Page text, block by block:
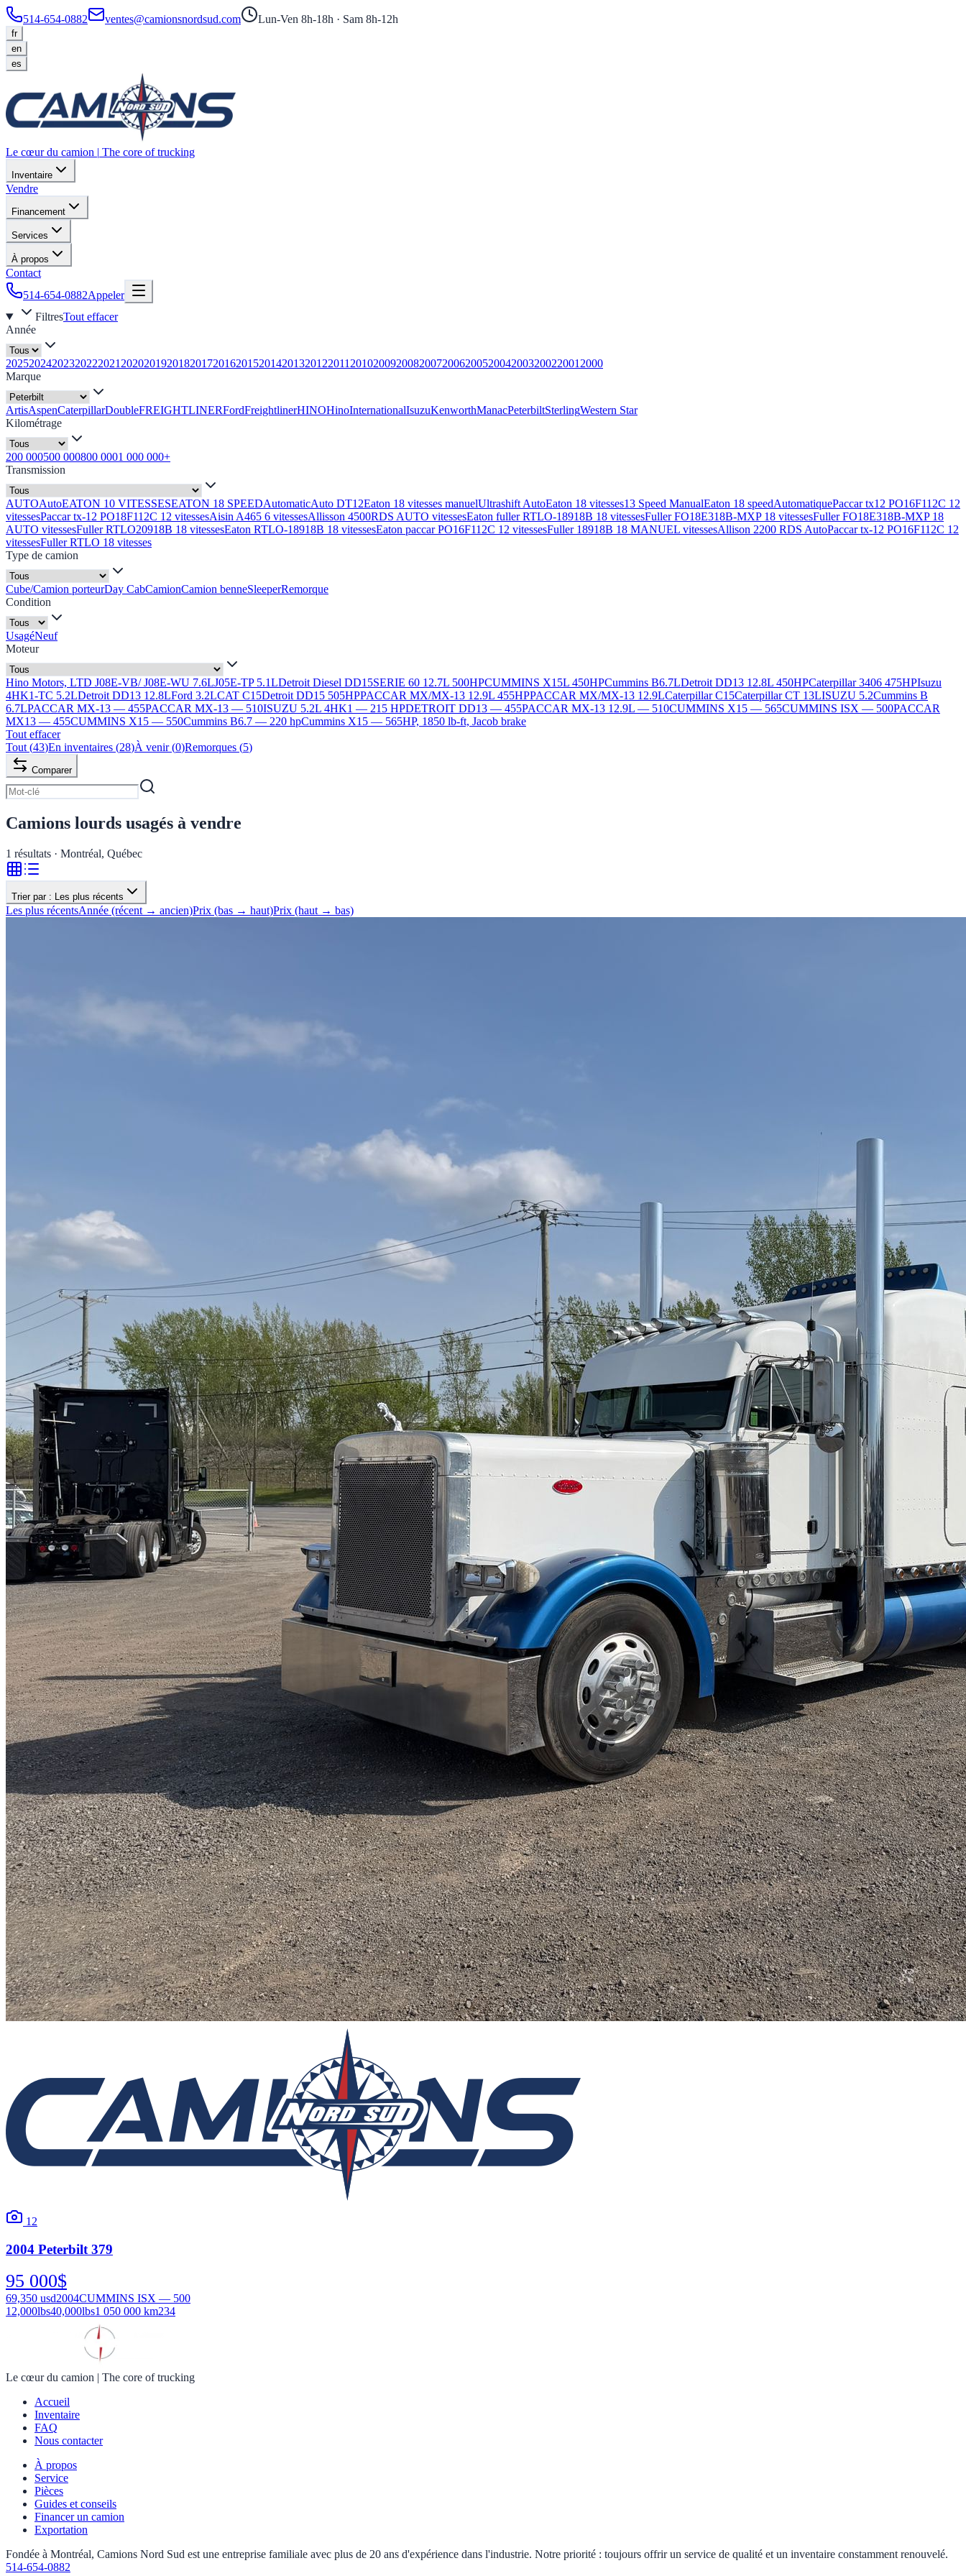
514-654-0882 ventes@camionsnordsud.com Lun-Ven 8h-18h · Sam 8h-12h
fr
en
es
Le cœur du camion | The core of trucking
Inventaire
Vendre
Financement
Services
À propos
Contact
514-654-0882Appeler
FiltresTout effacer
Année
20252024202320222021 2020201920182017201620152014201320122011 2010200920082007200620052004200320022001 2000
Marque
ArtisAspenCaterpillarDoubleFREIGHTLINERFordFreightlinerHINOHinoInternationalIsuzuKenworthManacPeterbiltSterlingWestern Star
Kilométrage
200 000500 000800 0001 000 000+
Transmission
AUTOAutoEATON 10 VITESSESEATON 18 SPEEDAutomaticAuto DT12Eaton 18 vitesses manuelUltrashift AutoEaton 18 vitesses13 Speed ManualEaton 18 speedAutomatiquePaccar tx12 PO16F112C 12
vitessesPaccar tx-12 PO18F112C 12 vitessesAisin A465 6 vitessesAllisson 4500RDS AUTO vitessesEaton fuller RTLO-18918B 18 vitessesFuller FO18E318B-MXP 18 vitessesFuller FO18E318B-MXP 18
AUTO vitessesFuller RTLO20918B 18 vitessesEaton RTLO-18918B 18 vitessesEaton paccar PO16F112C 12 vitessesFuller 18918B 18 MANUEL vitessesAllison 2200 RDS AutoPaccar tx-12 PO16F112C 12
vitessesFuller RTLO 18 vitesses
Type de camion
Cube/Camion porteurDay CabCamionCamion benneSleeperRemorque
Condition
UsagéNeuf
Moteur
Hino Motors, LTD J08E-VB/ J08E-WU 7.6LJ05E-TP 5.1LDetroit Diesel DD15SERIE 60 12.7L 500HPCUMMINS X15L 450HPCummins B6.7LDetroit DD13 12.8L 450HPCaterpillar 3406 475HPIsuzu
4HK1-TC 5.2LDetroit DD13 12.8LFord 3.2LCAT C15Detroit DD15 505HPPACCAR MX/MX-13 12.9L 455HPPACCAR MX/MX-13 12.9LCaterpillar C15Caterpillar CT 13LISUZU 5.2Cummins B
6.7LPACCAR MX-13 — 455PACCAR MX-13 — 510ISUZU 5.2L 4HK1 — 215 HPDETROIT DD13 — 455PACCAR MX-13 12.9L — 510CUMMINS X15 — 565CUMMINS ISX — 500PACCAR
MX13 — 455CUMMINS X15 — 550Cummins B6.7 — 220 hpCummins X15 — 565HP, 1850 lb-ft, Jacob brake
Tout effacer
Tout (43)En inventaires (28)À venir (0)Remorques (5)
Comparer
Camions lourds usagés à vendre
1 résultats · Montréal, Québec
Trier par : Les plus récents
Les plus récentsAnnée (récent → ancien)Prix (bas → haut)Prix (haut → bas)
12
2004 Peterbilt 379
95 000$
69,350 usd2004CUMMINS ISX — 500
12,000lbs40,000lbs1 050 000 km234
Le cœur du camion | The core of trucking
Accueil
Inventaire
FAQ
Nous contacter
À propos
Service
Pièces
Guides et conseils
Financer un camion
Exportation
Fondée à Montréal, Camions Nord Sud est une entreprise familiale avec plus de 20 ans d'expérience dans l'industrie. Notre priorité : toujours offrir un service de qualité et un inventaire constamment renouvelé.
514-654-0882